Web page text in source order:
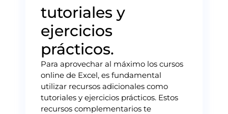
tutoriales y
ejercicios
prácticos.
Para aprovechar al máximo los cursos
online de Excel, es fundamental
utilizar recursos adicionales como
tutoriales y ejercicios prácticos. Estos
recursos complementarios te